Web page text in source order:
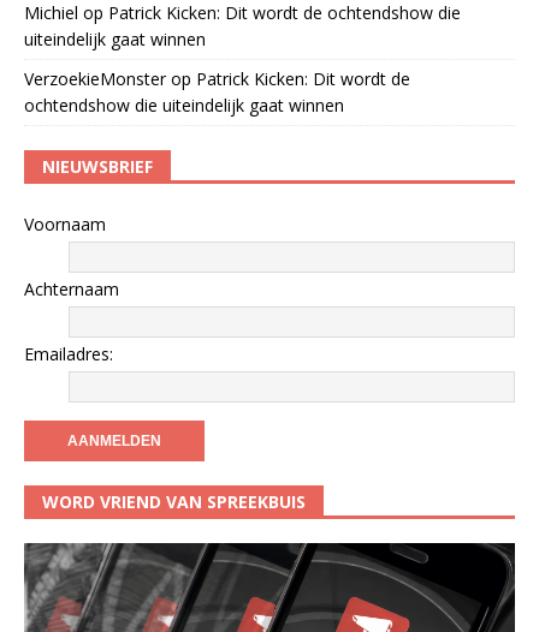
Michiel op Patrick Kicken: Dit wordt de ochtendshow die
uiteindelijk gaat winnen
VerzoekieMonsterop Patrick Kicken: Dit wordt de
ochtendshow die uiteindelijk gaat winnen
NIEUWSBRIEF
Voornaam
Achternaam
Emailadres:
WORD VRIEND VAN SPREEKBUIS